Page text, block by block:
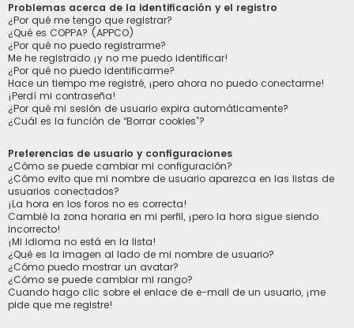
Problemas acerca de la identificación y el registro
¿Por qué me tengo que registrar?
¿Qué es COPPA? (APPCO)
¿Por qué no puedo registrarme?
Me he registrado ¡y no me puedo identificar!
¿Por qué no puedo identificarme?
Hace un tiempo me registré, ¡pero ahora no puedo conectarme!
¡Perdí mi contraseña!
¿Por qué mi sesión de usuario expira automáticamente?
¿Cuál es la función de “Borrar cookies”?
Preferencias de usuario y configuraciones
¿Cómo se puede cambiar mi configuración?
¿Cómo evito que mi nombre de usuario aparezca en las listas de
usuarios conectados?
¡La hora en los foros no es correcta!
Cambié la zona horaria en mi perfil, ¡pero la hora sigue siendo
incorrecto!
¡Mi idioma no está en la lista!
¿Qué es la imagen al lado de mi nombre de usuario?
¿Cómo puedo mostrar un avatar?
¿Cómo se puede cambiar mi rango?
Cuando hago clic sobre el enlace de e-mail de un usuario, ¡me
pide que me registre!